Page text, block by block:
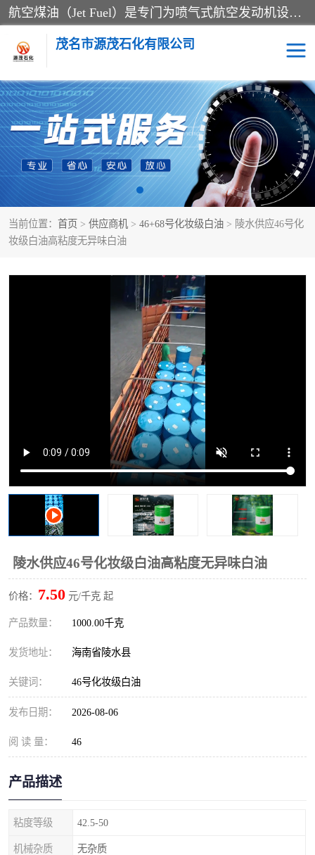
航空煤油（Jet Fuel）是专门为喷气式航空发动机设计的高纯度燃料，主要分为Jet A、Jet A-1和Jet B等类型。其特点是闪点高、低温流动性好，并添加了抗静电剂和抗氧化剂以确保飞行安全。航空煤油需
茂名市源茂石化有限公司
当前位置： 首页 > 供应商机 > 46+68号化妆级白油 > 陵水供应46号化
妆级白油高粘度无异味白油
陵水供应46号化妆级白油高粘度无异味白油
价格： 7.50 元/千克 起
产品数量： 1000.00千克
发货地址： 海南省陵水县
关键词： 46号化妆级白油
发布日期： 2026-08-06
阅 读 量： 46
产品描述
粘度等级 42.5-50
机械杂质 无杂质
RP3航空煤油 D20+D30溶剂油
D40+D60溶剂油 D80+D100溶剂油
6号+120号溶剂油 260号溶剂油
异构烷烃 天然乳胶
46+68号化妆级白油